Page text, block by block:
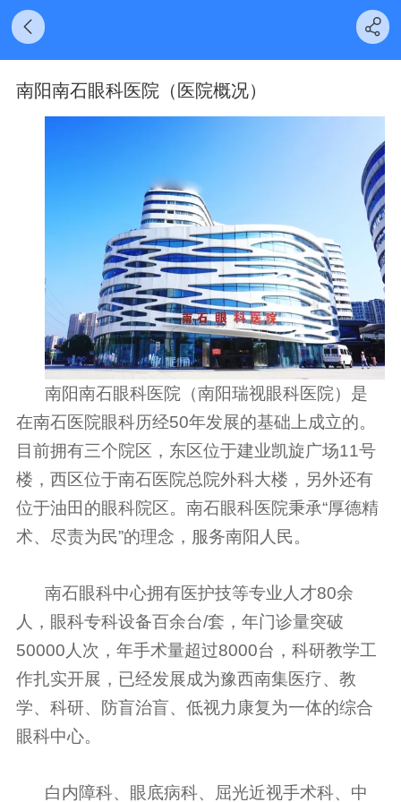
南阳南石眼科医院（医院概况）
南阳南石眼科医院（南阳瑞视眼科医院）是
在南石医院眼科历经50年发展的基础上成立的。
目前拥有三个院区，东区位于建业凯旋广场11号
楼，西区位于南石医院总院外科大楼，另外还有
位于油田的眼科院区。南石眼科医院秉承“厚德精
术、尽责为民”的理念，服务南阳人民。
南石眼科中心拥有医护技等专业人才80余
人，眼科专科设备百余台/套，年门诊量突破
50000人次，年手术量超过8000台，科研教学工
作扎实开展，已经发展成为豫西南集医疗、教
学、科研、防盲治盲、低视力康复为一体的综合
眼科中心。
白内障科、眼底病科、屈光近视手术科、中